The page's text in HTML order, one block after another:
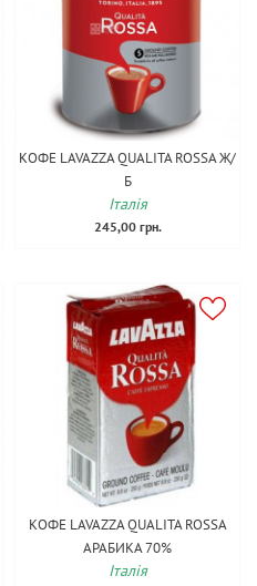
КОФЕ LAVAZZA QUALITA ROSSA Ж/
Б
Італія
245,00 грн.
КОФЕ LAVAZZA QUALITA ROSSA
АРАБИКА 70%
Італія